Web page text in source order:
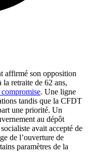
affirmé son opposition
la retraite de 62 ans,
compromise. Une ligne
tandis que la CFDT
une priorité. Un
au dépôt
avait accepté de
de l’ouverture de
paramètres de la